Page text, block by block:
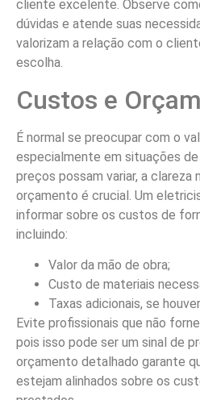
cliente excelente. Observe
dúvidas e atende suas
valorizam a relação com o
escolha.
Custos e
É normal se preocupar com o
especialmente em situações de
preços possam variar, a clareza
orçamento é crucial. Um
informar sobre os custos de
incluindo:
Valor da mão de obra;
Custo de materiais
Taxas adicionais, se
Evite profissionais que não
pois isso pode ser um sinal de
orçamento detalhado garante
estejam alinhados sobre os